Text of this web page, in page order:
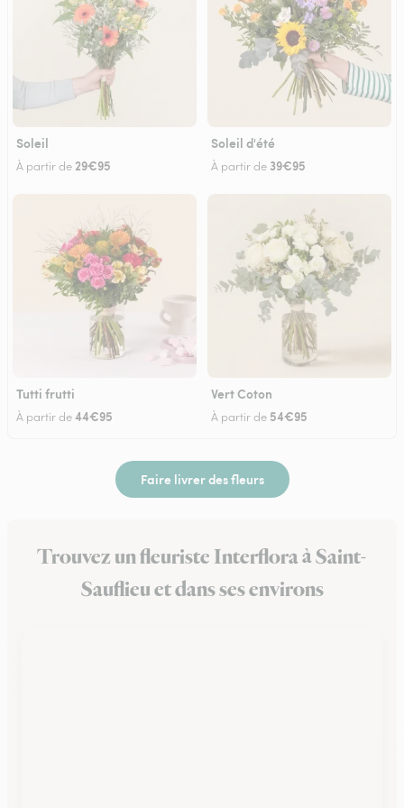
Soleil
À partir de 29€95
Soleil d'été
À partir de 39€95
Tutti frutti
À partir de44€95
Vert Coton
À partir de 54€95
Faire livrer des fleurs
Trouvez un fleuriste Interflora à Saint-
Sauflieu et dans ses environs